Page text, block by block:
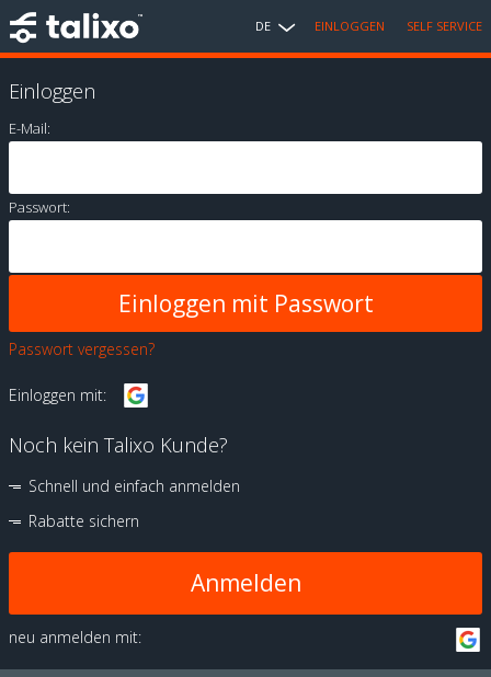
DE EINLOGGEN SELF SERVICE
Einloggen
E-Mail:
Passwort:
Passwort vergessen?
Einloggen mit:
Noch kein Talixo Kunde?
Schnell und einfach anmelden
Rabatte sichern
Anmelden
neu anmelden mit: